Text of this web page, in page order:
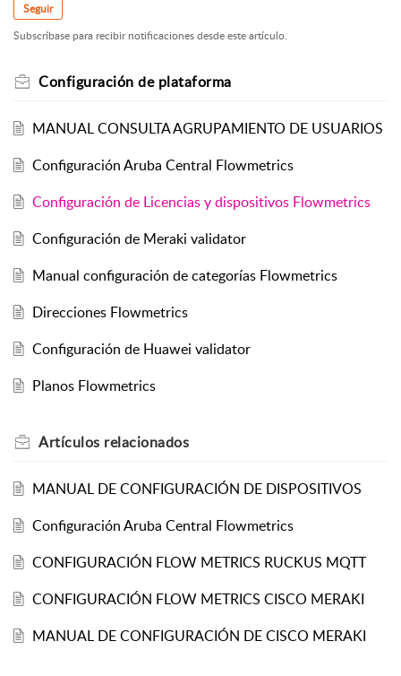
Seguir
Subscríbase para recibir notificaciones desde este artículo.
Configuración de plataforma
MANUAL CONSULTA AGRUPAMIENTO DE USUARIOS
Configuración Aruba Central Flowmetrics
Configuración de Licencias y dispositivos Flowmetrics
Configuración de Meraki validator
Manual configuración de categorías Flowmetrics
Direcciones Flowmetrics
Configuración de Huawei validator
Planos Flowmetrics
Artículos relacionados
MANUAL DE CONFIGURACIÓN DE DISPOSITIVOS
Configuración Aruba Central Flowmetrics
CONFIGURACIÓN FLOW METRICS RUCKUS MQTT
CONFIGURACIÓN FLOW METRICS CISCO MERAKI
MANUAL DE CONFIGURACIÓN DE CISCO MERAKI